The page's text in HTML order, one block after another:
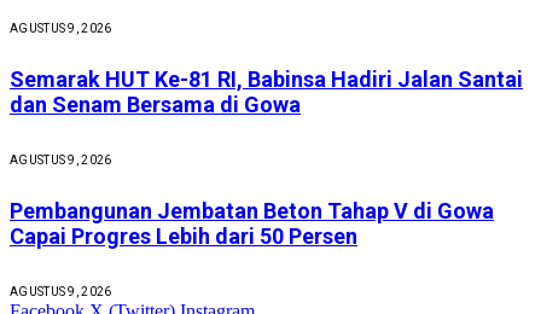
AGUSTUS 9, 2026
Semarak HUT Ke-81 RI, Babinsa Hadiri Jalan Santai
dan Senam Bersama di Gowa
AGUSTUS 9, 2026
Pembangunan Jembatan Beton Tahap V di Gowa
Capai Progres Lebih dari 50 Persen
AGUSTUS 9, 2026